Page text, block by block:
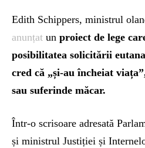
Edith Schippers, ministrul
anunțat un proiect de lege
posibilitatea solicitării
cred că „și-au încheiat
sau suferinde măcar.
Într-o scrisoare adresată
și ministrul Justiției și